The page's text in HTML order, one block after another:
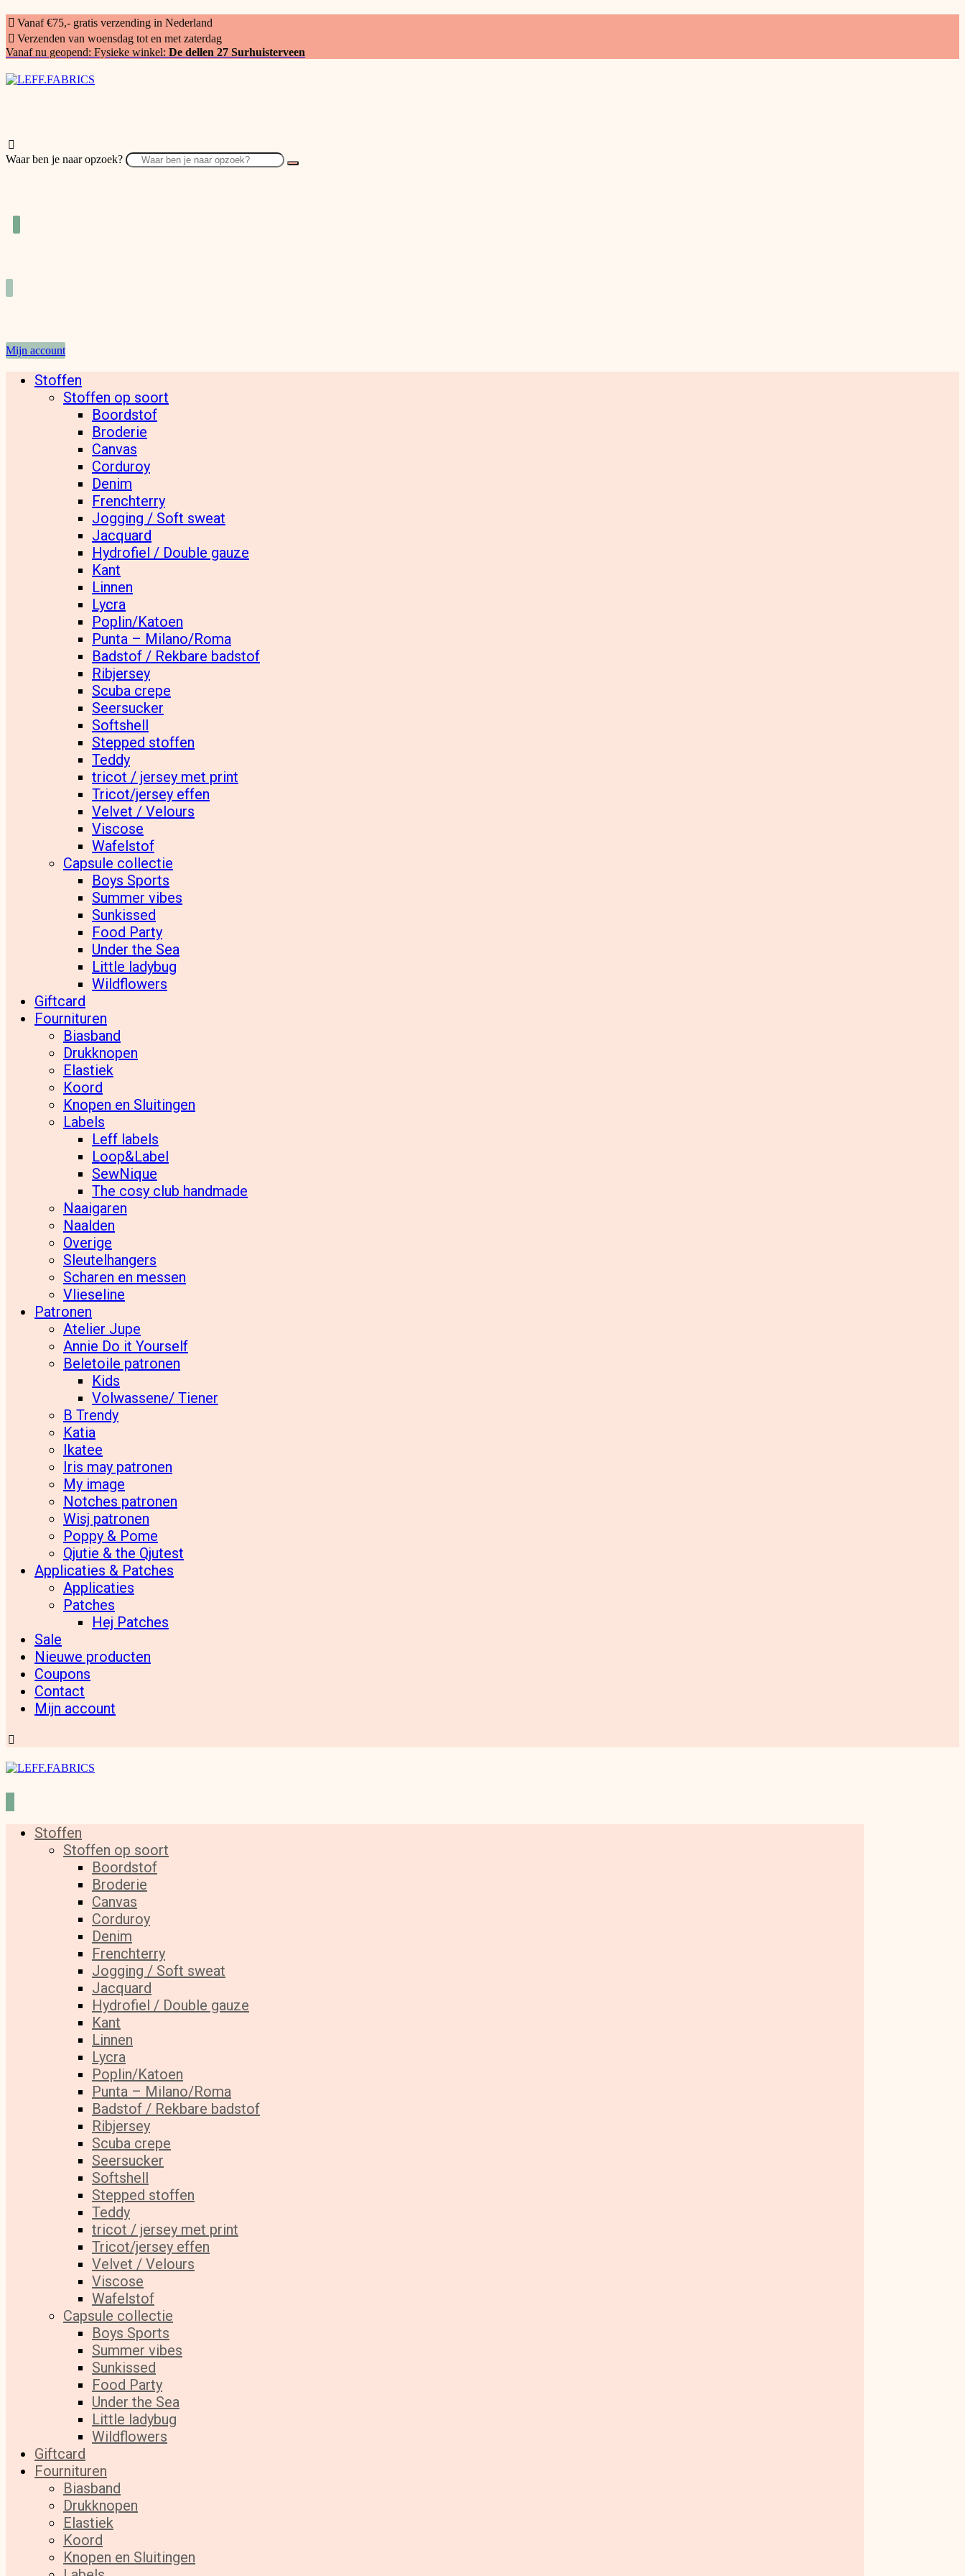
Vanaf €75,- gratis verzending in Nederland
Verzenden van woensdag tot en met zaterdag
Vanaf nu geopend: Fysieke winkel: De dellen 27 Surhuisterveen
Waar ben je naar opzoek?
Mijn account
Stoffen
Stoffen op soort
Boordstof
Broderie
Canvas
Corduroy
Denim
Frenchterry
Jogging / Soft sweat
Jacquard
Hydrofiel / Double gauze
Kant
Linnen
Lycra
Poplin/Katoen
Punta – Milano/Roma
Badstof / Rekbare badstof
Ribjersey
Scuba crepe
Seersucker
Softshell
Stepped stoffen
Teddy
tricot / jersey met print
Tricot/jersey effen
Velvet / Velours
Viscose
Wafelstof
Capsule collectie
Boys Sports
Summer vibes
Sunkissed
Food Party
Under the Sea
Little ladybug
Wildflowers
Giftcard
Fournituren
Biasband
Drukknopen
Elastiek
Koord
Knopen en Sluitingen
Labels
Leff labels
Loop&Label
SewNique
The cosy club handmade
Naaigaren
Naalden
Overige
Sleutelhangers
Scharen en messen
Vlieseline
Patronen
Atelier Jupe
Annie Do it Yourself
Beletoile patronen
Kids
Volwassene/ Tiener
B Trendy
Katia
Ikatee
Iris may patronen
My image
Notches patronen
Wisj patronen
Poppy & Pome
Qjutie & the Qjutest
Applicaties & Patches
Applicaties
Patches
Hej Patches
Sale
Nieuwe producten
Coupons
Contact
Mijn account
Stoffen
Stoffen op soort
Boordstof
Broderie
Canvas
Corduroy
Denim
Frenchterry
Jogging / Soft sweat
Jacquard
Hydrofiel / Double gauze
Kant
Linnen
Lycra
Poplin/Katoen
Punta – Milano/Roma
Badstof / Rekbare badstof
Ribjersey
Scuba crepe
Seersucker
Softshell
Stepped stoffen
Teddy
tricot / jersey met print
Tricot/jersey effen
Velvet / Velours
Viscose
Wafelstof
Capsule collectie
Boys Sports
Summer vibes
Sunkissed
Food Party
Under the Sea
Little ladybug
Wildflowers
Giftcard
Fournituren
Biasband
Drukknopen
Elastiek
Koord
Knopen en Sluitingen